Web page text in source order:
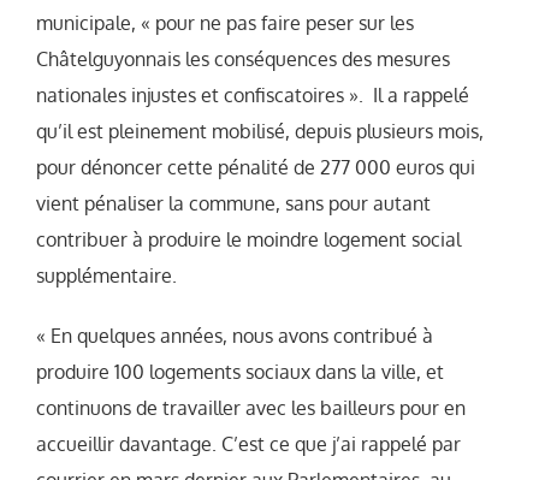
municipale, « pour ne pas faire peser sur les
Châtelguyonnais les conséquences des mesures
nationales injustes et confiscatoires ». Il a rappelé
qu’il est pleinement mobilisé, depuis plusieurs mois,
pour dénoncer cette pénalité de 277 000 euros qui
vient pénaliser la commune, sans pour autant
contribuer à produire le moindre logement social
supplémentaire.
« En quelques années, nous avons contribué à
produire 100 logements sociaux dans la ville, et
continuons de travailler avec les bailleurs pour en
accueillir davantage. C’est ce que j’ai rappelé par